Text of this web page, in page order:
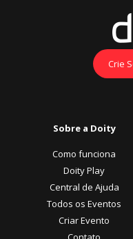
Crie
Sobre a Doity
Como funciona
Doity Play
Central de Ajuda
Todos os Eventos
Criar Evento